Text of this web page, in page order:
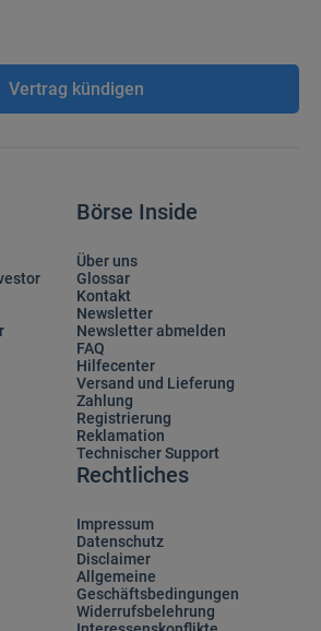
Vertrag kündigen
Börse Inside
Über uns
Glossar
Kontakt
Newsletter
Newsletter abmelden
FAQ
Hilfecenter
Versand und Lieferung
Zahlung
Registrierung
Reklamation
Technischer Support
Rechtliches
Impressum
Datenschutz
Disclaimer
Allgemeine
Geschäftsbedingungen
Widerrufsbelehrung